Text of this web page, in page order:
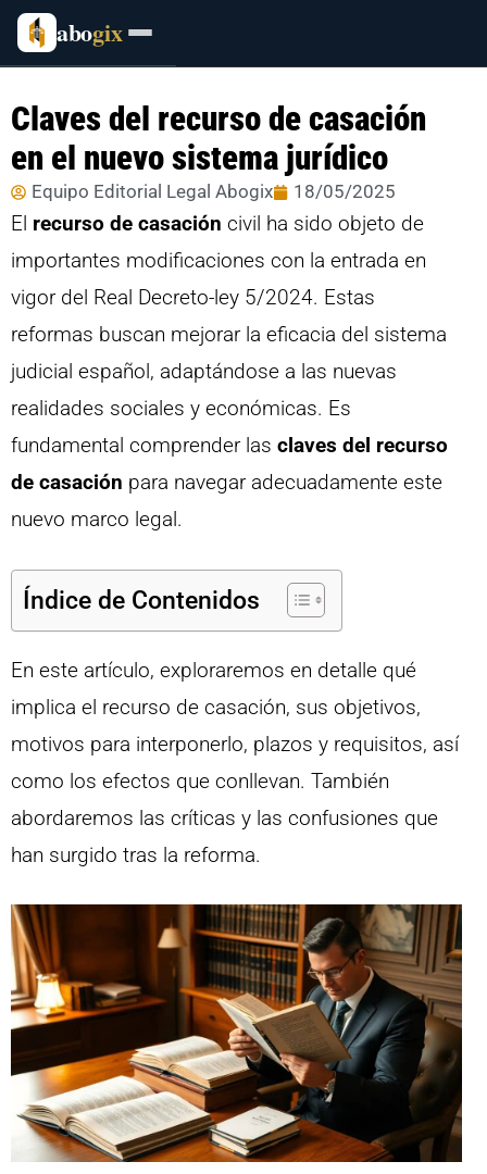
abogix
Claves del recurso de casación
en el nuevo sistema jurídico
Equipo Editorial Legal Abogix 18/05/2025
El recurso de casación civil ha sido objeto de
importantes modificaciones con la entrada en
vigor del Real Decreto-ley 5/2024. Estas
reformas buscan mejorar la eficacia del sistema
judicial español, adaptándose a las nuevas
realidades sociales y económicas. Es
fundamental comprender las claves del recurso
de casación para navegar adecuadamente este
nuevo marco legal.
Índice de Contenidos
En este artículo, exploraremos en detalle qué
implica el recurso de casación, sus objetivos,
motivos para interponerlo, plazos y requisitos, así
como los efectos que conllevan. También
abordaremos las críticas y las confusiones que
han surgido tras la reforma.